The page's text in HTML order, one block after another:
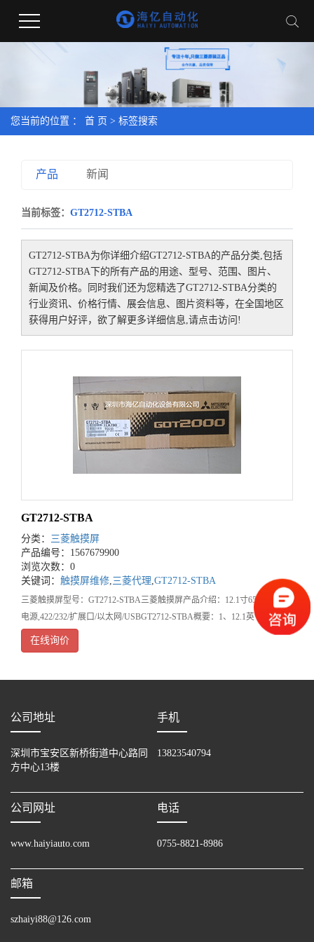
您当前的位置 ： 首 页 > 标签搜索
产品 新闻
当前标签： GT2712-STBA
GT2712-STBA为你详细介绍GT2712-STBA的产品分类,包括
GT2712-STBA 下的所有产品的用途、型号、范围、图片、
新闻及价格。同时我们还为您精选了GT2712-STBA分类的
行业资讯、价格行情、展会信息、图片资料等，在全国地区
获得用户好评，欲了解更多详细信息,请点击访问!
GT2712-STBA
分类： 三菱触摸屏
产品编号：1567679900
浏览次数：0
关键词： 触摸屏维修,三菱代理,GT2712-STBA
三菱触摸屏型号：GT2712-STBA三菱触摸屏产品介绍：12.1寸65536色,AC
电源,422/232/扩展口/以太网/USBGT2712-STBA概要：1、12.1英寸
SVGA[800*600]2、TFT彩
在线询价
公司地址
深圳市宝安区新桥街道中心路同
方中心13楼
手机
13823540794
公司网址
www.haiyiauto.com
电话
0755-8821-8986
邮箱
szhaiyi88@126.com